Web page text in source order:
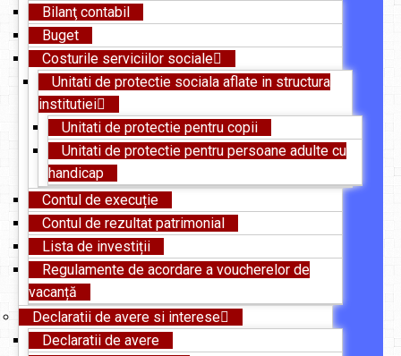
Bilanţ contabil
Buget
Costurile serviciilor sociale
Unitati de protectie sociala aflate in structura
institutiei
Unitati de protectie pentru copii
Unitati de protectie pentru persoane adulte cu
handicap
Contul de execuție
Contul de rezultat patrimonial
Lista de investiții
Regulamente de acordare a voucherelor de
vacanță
Declaratii de avere si interese
Declaratii de avere